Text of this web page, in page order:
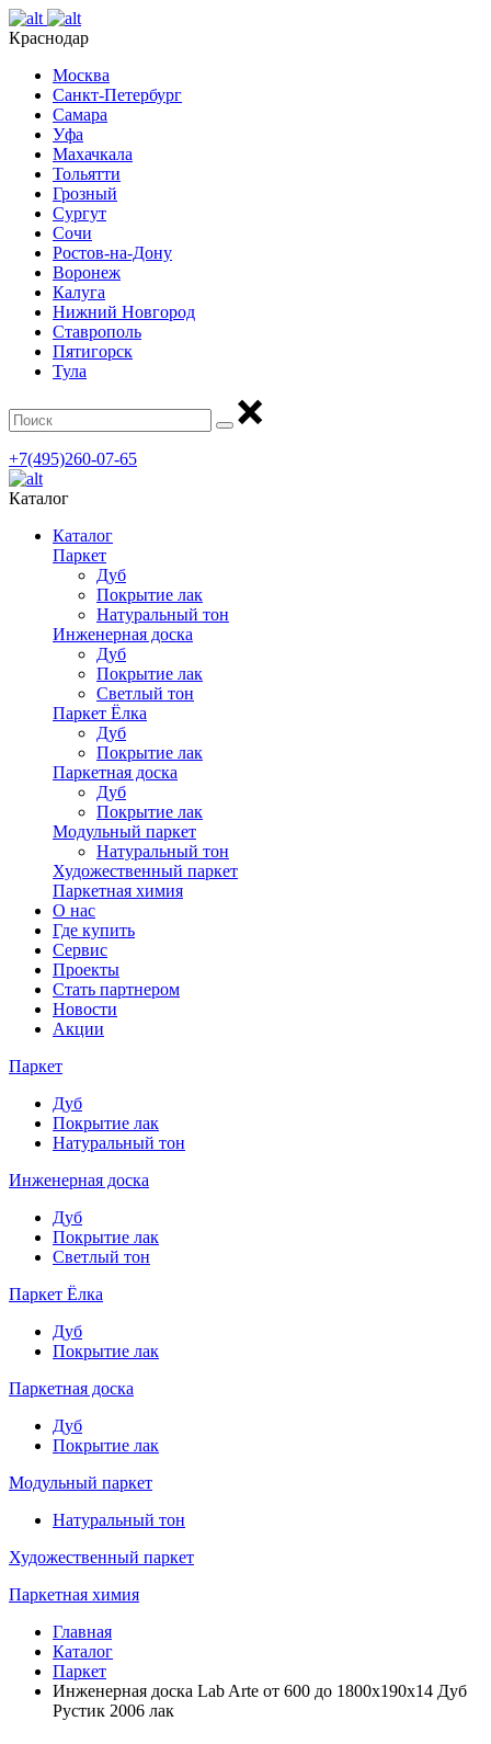
Краснодар
Москва
Санкт-Петербург
Самара
Уфа
Махачкала
Тольятти
Грозный
Сургут
Сочи
Ростов-на-Дону
Воронеж
Калуга
Нижний Новгород
Ставрополь
Пятигорск
Тула
+7(495)260-07-65
Каталог
Каталог
Паркет
Дуб
Покрытие лак
Натуральный тон
Инженерная доска
Дуб
Покрытие лак
Светлый тон
Паркет Ёлка
Дуб
Покрытие лак
Паркетная доска
Дуб
Покрытие лак
Модульный паркет
Натуральный тон
Художественный паркет
Паркетная химия
О нас
Где купить
Сервис
Проекты
Стать партнером
Новости
Акции
Паркет
Дуб
Покрытие лак
Натуральный тон
Инженерная доска
Дуб
Покрытие лак
Светлый тон
Паркет Ёлка
Дуб
Покрытие лак
Паркетная доска
Дуб
Покрытие лак
Модульный паркет
Натуральный тон
Художественный паркет
Паркетная химия
Главная
Каталог
Паркет
Инженерная доска Lab Arte от 600 до 1800х190х14 Дуб
Рустик 2006 лак